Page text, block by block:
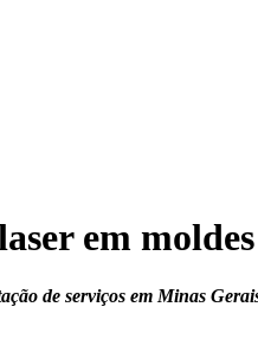
em
de serviços em Minas